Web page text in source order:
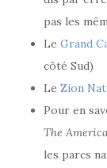
pas les
Le Grand
côté Sud)
Le Zion
Pour en
The
les parcs